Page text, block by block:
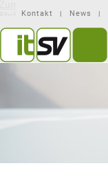
Seiteninhalt
springen
Mobilen
Navigation
springen
Kontakt News